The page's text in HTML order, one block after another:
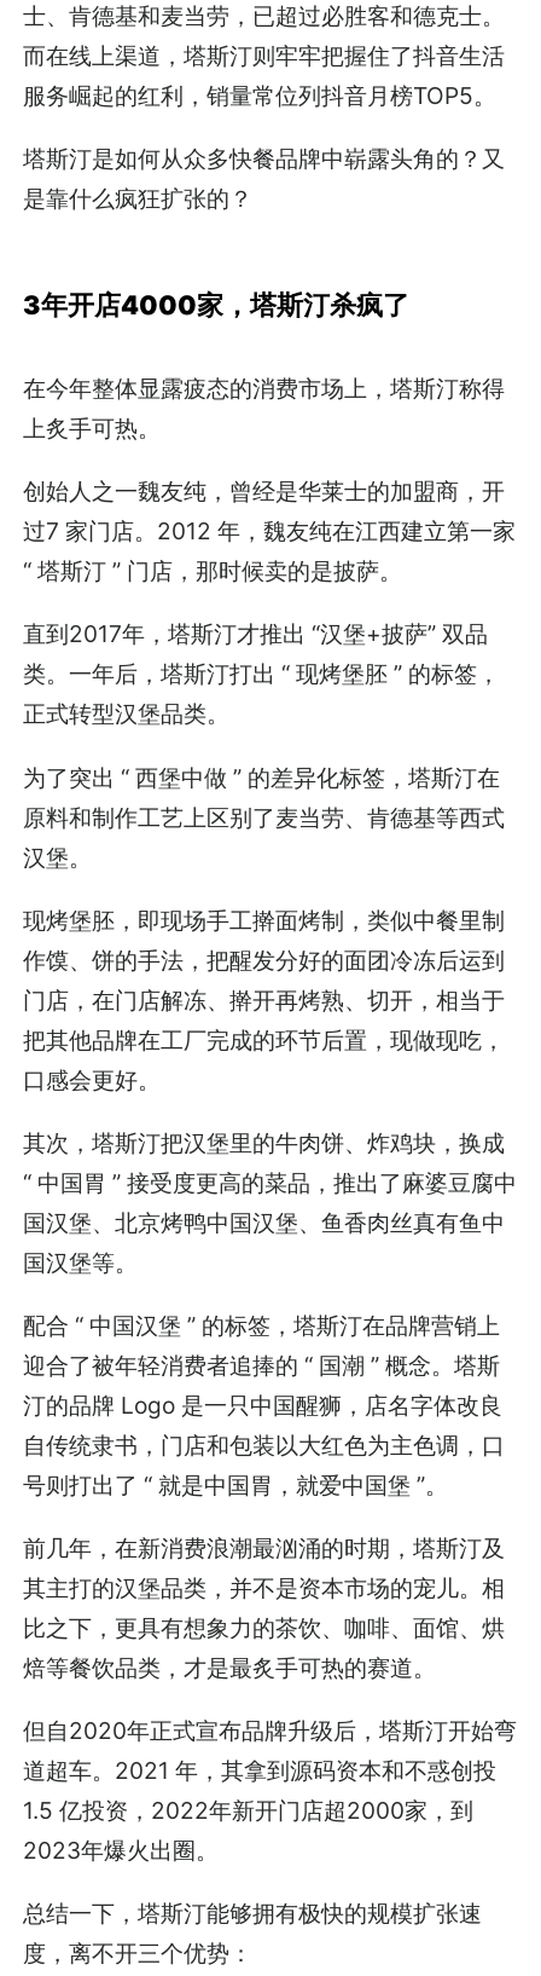
士、肯德基和麦当劳，已超过必胜客和德克士。
而在线上渠道，塔斯汀则牢牢把握住了抖音生活
服务崛起的红利，销量常位列抖音月榜TOP5。
塔斯汀是如何从众多快餐品牌中崭露头角的？又
是靠什么疯狂扩张的？
3年开店4000家，塔斯汀杀疯了
在今年整体显露疲态的消费市场上，塔斯汀称得
上炙手可热。
创始人之一魏友纯，曾经是华莱士的加盟商，开
过7 家门店。2012 年，魏友纯在江西建立第一家
“ 塔斯汀 ” 门店，那时候卖的是披萨。
直到2017年，塔斯汀才推出 “汉堡+披萨” 双品
类。一年后，塔斯汀打出 “ 现烤堡胚 ” 的标签，
正式转型汉堡品类。
为了突出 “ 西堡中做 ” 的差异化标签，塔斯汀在
原料和制作工艺上区别了麦当劳、肯德基等西式
汉堡。
现烤堡胚，即现场手工擀面烤制，类似中餐里制
作馍、饼的手法，把醒发分好的面团冷冻后运到
门店，在门店解冻、擀开再烤熟、切开，相当于
把其他品牌在工厂完成的环节后置，现做现吃，
口感会更好。
其次，塔斯汀把汉堡里的牛肉饼、炸鸡块，换成
“ 中国胃 ” 接受度更高的菜品，推出了麻婆豆腐中
国汉堡、北京烤鸭中国汉堡、鱼香肉丝真有鱼中
国汉堡等。
配合 “ 中国汉堡 ” 的标签，塔斯汀在品牌营销上
迎合了被年轻消费者追捧的 “ 国潮 ” 概念。塔斯
汀的品牌 Logo 是一只中国醒狮，店名字体改良
自传统隶书，门店和包装以大红色为主色调，口
号则打出了 “ 就是中国胃，就爱中国堡 ”。
前几年，在新消费浪潮最汹涌的时期，塔斯汀及
其主打的汉堡品类，并不是资本市场的宠儿。相
比之下，更具有想象力的茶饮、咖啡、面馆、烘
焙等餐饮品类，才是最炙手可热的赛道。
但自2020年正式宣布品牌升级后，塔斯汀开始弯
道超车。2021 年，其拿到源码资本和不惑创投
1.5 亿投资，2022年新开门店超2000家，到
2023年爆火出圈。
总结一下，塔斯汀能够拥有极快的规模扩张速
度，离不开三个优势：